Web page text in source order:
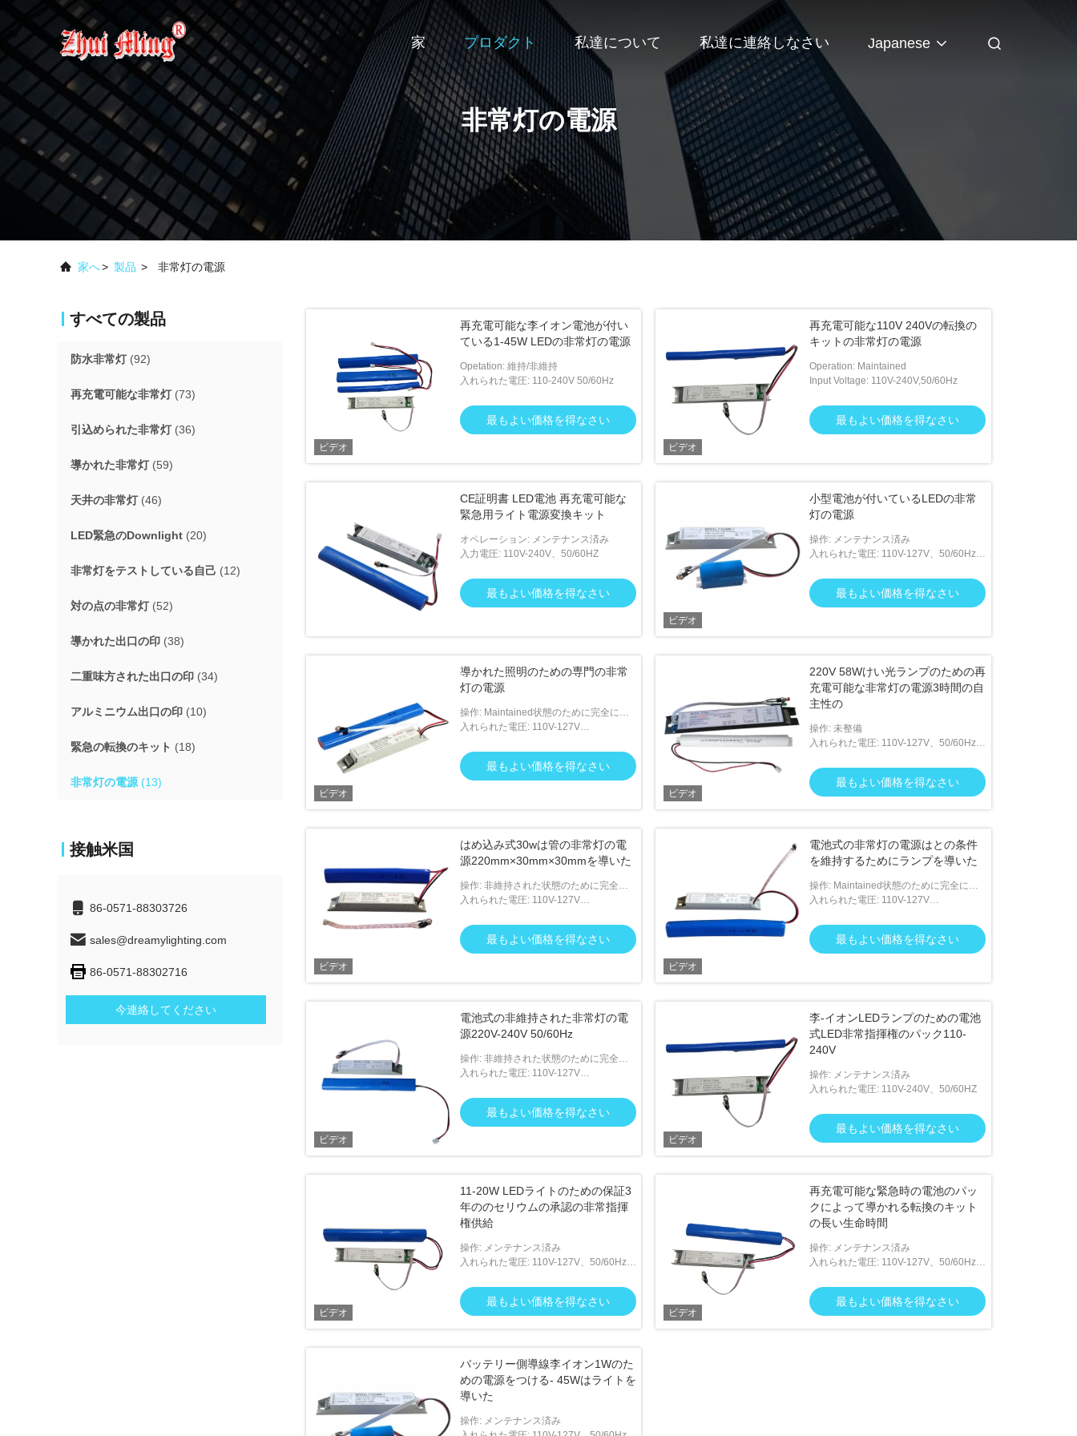
家 プロダクト 私達について 私達に連絡しなさい Japanese
非常灯の電源
家へ> 製品 > 非常灯の電源
すべての製品
防水非常灯(92)
再充電可能な非常灯(73)
引込められた非常灯(36)
導かれた非常灯(59)
天井の非常灯(46)
LED緊急のDownlight (20)
非常灯をテストしている自己 (12)
対の点の非常灯(52)
導かれた出口の印 (38)
二重味方された出口の印 (34)
アルミニウム出口の印 (10)
緊急の転換のキット (18)
非常灯の電源 (13)
接触米国
86-0571-88303726
sales@dreamylighting.com
86-0571-88302716
今連絡してください
ビデオ
再充電可能な李イオン電池が付い
ている1-45W LEDの非常灯の電源
Opetation: 維持/非維持
入れられた電圧: 110-240V 50/60Hz
最もよい価格を得なさい
ビデオ
再充電可能な110V 240Vの転換の
キットの非常灯の電源
Operation: Maintained
Input Voltage: 110V-240V,50/60Hz
最もよい価格を得なさい
CE証明書 LED電池 再充電可能な
緊急用ライト電源変換キット
オペレーション: メンテナンス済み
入力電圧: 110V-240V、50/60HZ
最もよい価格を得なさい
ビデオ
小型電池が付いているLEDの非常
灯の電源
操作: メンテナンス済み
入れられた電圧: 110V-127V、50/60Hz、
最もよい価格を得なさい
ビデオ
導かれた照明のための専門の非常
灯の電源
操作: Maintained状態のために完全には
め込み式
入れられた電圧: 110V-127V
最もよい価格を得なさい
ビデオ
220V 58Wけい光ランプのための再
充電可能な非常灯の電源3時間の自
主性の
操作: 未整備
入れられた電圧: 110V-127V、50/60Hz、
最もよい価格を得なさい
ビデオ
はめ込み式30wは管の非常灯の電
源220mm×30mm×30mmを導いた
操作: 非維持された状態のために完全に
はめ込み式
入れられた電圧: 110V-127V
最もよい価格を得なさい
ビデオ
電池式の非常灯の電源はとの条件
を維持するためにランプを導いた
操作: Maintained状態のために完全には
め込み式
入れられた電圧: 110V-127V
最もよい価格を得なさい
ビデオ
電池式の非維持された非常灯の電
源220V-240V 50/60Hz
操作: 非維持された状態のために完全に
はめ込み式
入れられた電圧: 110V-127V
最もよい価格を得なさい
ビデオ
李-イオンLEDランプのための電池
式LED非常指揮権のパック110-
240V
操作: メンテナンス済み
入れられた電圧: 110V-240V、50/60HZ
最もよい価格を得なさい
ビデオ
11-20W LEDライトのための保証3
年ののセリウムの承認の非常指揮
権供給
操作: メンテナンス済み
入れられた電圧: 110V-127V、50/60Hz、
最もよい価格を得なさい
ビデオ
再充電可能な緊急時の電池のパッ
クによって導かれる転換のキット
の長い生命時間
操作: メンテナンス済み
入れられた電圧: 110V-127V、50/60Hz、
最もよい価格を得なさい
バッテリー側導線李イオン1Wのた
めの電源をつける- 45Wはライトを
導いた
操作: メンテナンス済み